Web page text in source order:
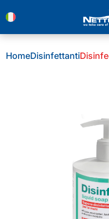
HomeDisinfettanti